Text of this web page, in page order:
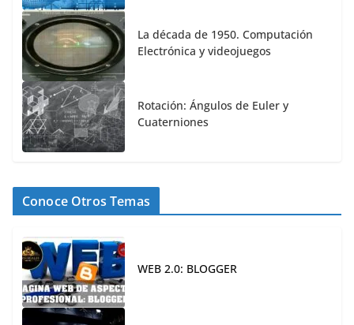
La década de 1950. Computación
Electrónica y videojuegos
Rotación: Ángulos de Euler y
Cuaterniones
Conoce Otros Temas
WEB 2.0: BLOGGER